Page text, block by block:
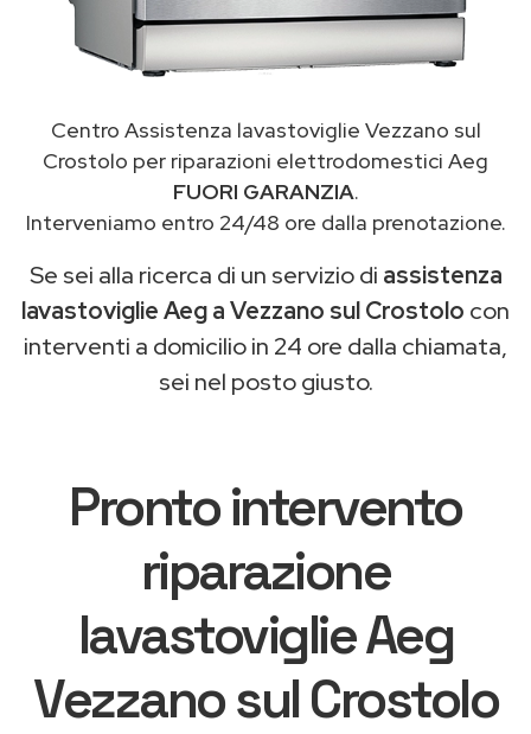
Centro Assistenza lavastoviglie Vezzano sul
Crostolo per riparazioni elettrodomestici Aeg
FUORI GARANZIA.
Interveniamo entro 24/48 ore dalla prenotazione.
Se sei alla ricerca di un servizio di assistenza
lavastoviglie Aeg a Vezzano sul Crostolo con
interventi a domicilio in 24 ore dalla chiamata,
sei nel posto giusto.
Pronto intervento
riparazione
lavastoviglie Aeg
Vezzano sul Crostolo